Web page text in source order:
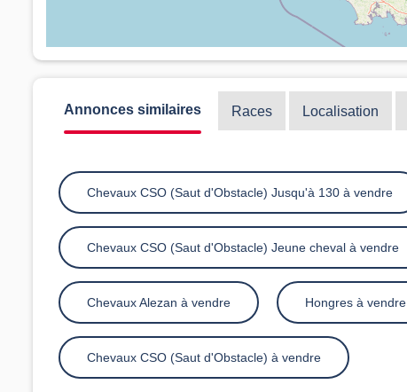
Annonces similaires Races Localisation
Chevaux CSO (Saut d'Obstacle) Jusqu'à 130 à vendre
Chevaux CSO (Saut d'Obstacle) Jeune cheval à vendre
Chevaux Alezan à vendre Hongres à vendre
Chevaux CSO (Saut d'Obstacle) à vendre